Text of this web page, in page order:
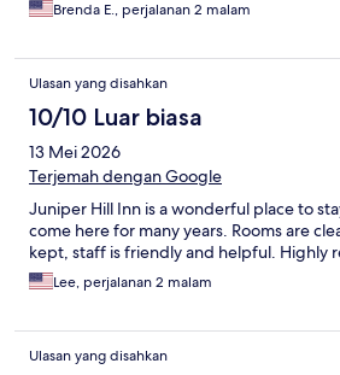
Brenda E., perjalanan 2 malam
Ulasan yang disahkan
10/10 Luar biasa
13 Mei 2026
Terjemah dengan Google
Juniper Hill Inn is a wonderful place to
come here for many years. Rooms are
kept, staff is friendly and helpful. Highly
Lee, perjalanan 2 malam
Ulasan yang disahkan